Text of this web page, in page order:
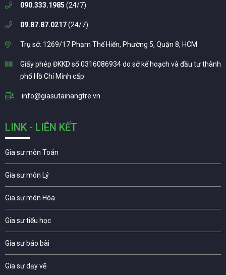
090.333.1985 (24/7)
09.87.87.0217(24/7)
Trụ sở: 1269/17 Phạm Thế Hiển, Phường 5, Quận 8, HCM
Giấy phép ĐKKD số 0316086934 do sở kế hoạch và đầu tư thành
phố Hồ Chí Minh cấp
info@giasutainangtre.vn
LINK - LIÊN KẾT
Gia sư môn Toán
Gia sư môn Lý
Gia sư môn Hóa
Gia sư tiểu học
Gia sư báo bài
Gia sư dạy vẽ